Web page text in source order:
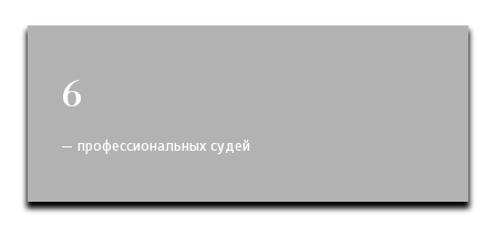
6
— профессиональных судей